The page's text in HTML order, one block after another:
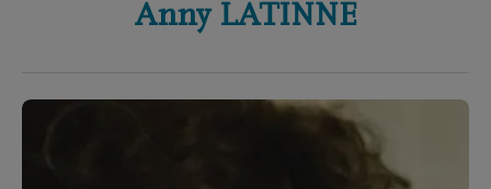
Anny LATINNE